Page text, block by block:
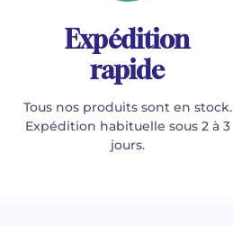
Expédition
rapide
Tous nos produits sont en stock.
Expédition habituelle sous 2 à 3
jours.